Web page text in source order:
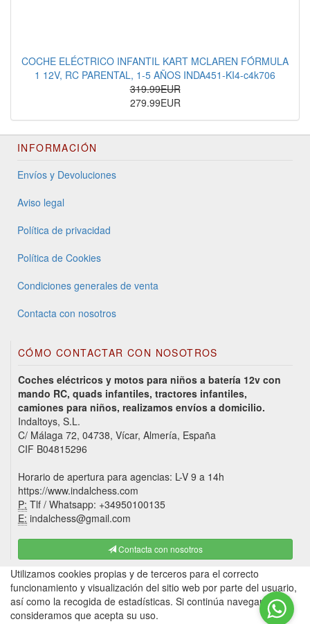
COCHE ELÉCTRICO INFANTIL KART MCLAREN FÓRMULA
1 12V, RC PARENTAL, 1-5 AÑOS INDA451-KI4-c4k706
319.99EUR
279.99EUR
INFORMACIÓN
Envíos y Devoluciones
Aviso legal
Política de privacidad
Política de Cookies
Condiciones generales de venta
Contacta con nosotros
CÓMO CONTACTAR CON NOSOTROS
Coches eléctricos y motos para niños a batería 12v con
mando RC, quads infantiles, tractores infantiles,
camiones para niños, realizamos envíos a domicilio.
Indaltoys, S.L.
C/ Málaga 72, 04738, Vícar, Almería, España
CIF B04815296
Horario de apertura para agencias: L-V 9 a 14h
https://www.indalchess.com
P: Tlf / Whatsapp: +34950100135
E: indalchess@gmail.com
Contacta con nosotros
Utilizamos cookies propias y de terceros para el correcto
funcionamiento y visualización del sitio web por parte del usuario,
así como la recogida de estadísticas. Si continúa navegando,
consideramos que acepta su uso.